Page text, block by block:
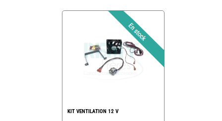
KIT VENTILATION 12 V